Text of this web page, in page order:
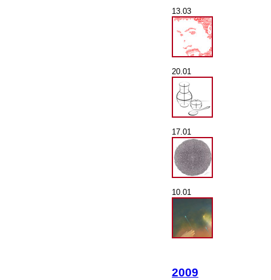
13.03
20.01
17.01
10.01
2009